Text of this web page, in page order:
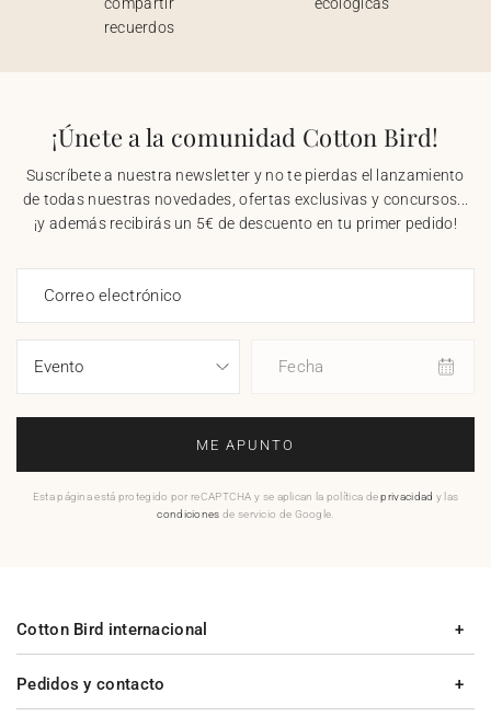
recuerdos
¡Únete a la comunidad Cotton Bird!
Suscríbete a nuestra newsletter y no te pierdas el lanzamiento
de todas nuestras novedades, ofertas exclusivas y concursos...
¡y además recibirás un 5€ de descuento en tu primer pedido!
Correo electrónico
Fecha
ME APUNTO
Esta página está protegido por reCAPTCHA y se aplican la política deprivacidad y las
condiciones de servicio de Google.
Pedidos y contacto
Cotton Bird internacional